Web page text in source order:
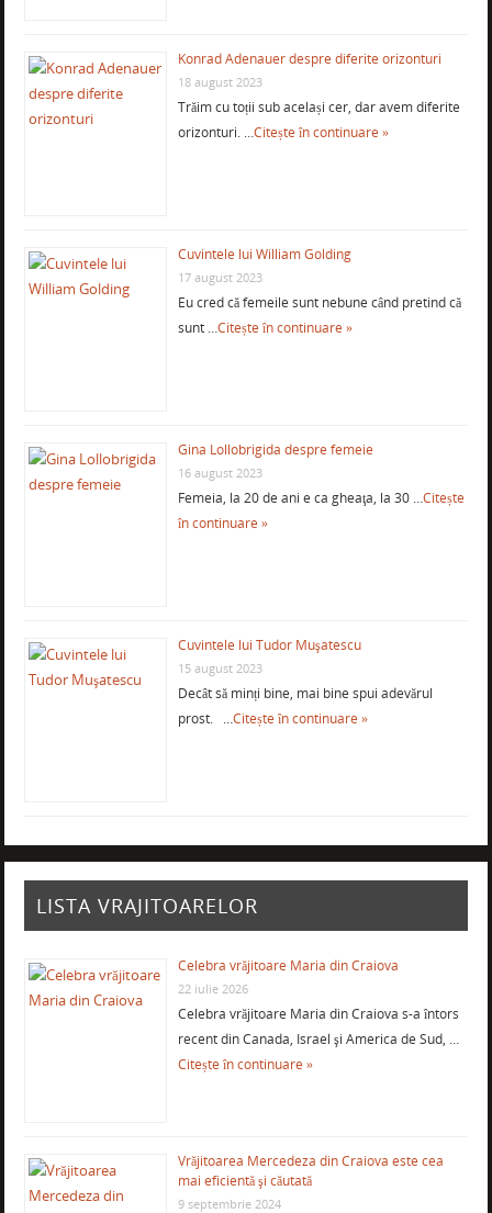
Konrad Adenauer despre diferite orizonturi
18 august 2023
Trăim cu toții sub același cer, dar avem diferite
orizonturi. …Citește în continuare »
Cuvintele lui William Golding
17 august 2023
Eu cred că femeile sunt nebune când pretind că
sunt …Citește în continuare »
Gina Lollobrigida despre femeie
16 august 2023
Femeia, la 20 de ani e ca gheaţa, la 30 …Citește
în continuare »
Cuvintele lui Tudor Muşatescu
15 august 2023
Decât să minți bine, mai bine spui adevărul
prost. …Citește în continuare »
LISTA VRAJITOARELOR
Celebra vrăjitoare Maria din Craiova
22 iulie 2026
Celebra vrăjitoare Maria din Craiova s-a întors
recent din Canada, Israel şi America de Sud, …
Citește în continuare »
Vrăjitoarea Mercedeza din Craiova este cea
mai eficientă şi căutată
9 septembrie 2024